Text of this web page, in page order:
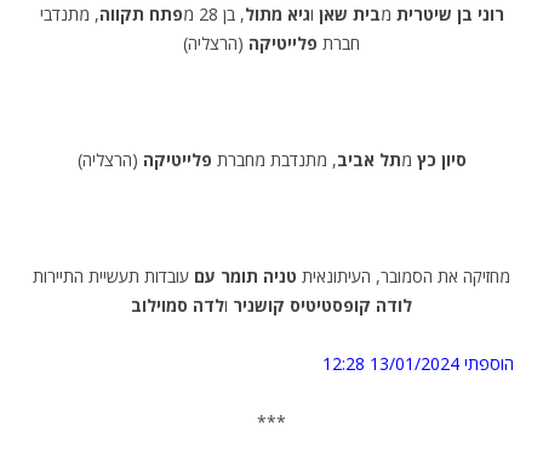
רוני בן שיטרית מבית שאן וגיא מתול, בן 28 מ פתח תקווה, מתנדבי
חברת פלייטיקה (הרצליה)
סיון כץ מתל אביב, מתנדבת מחברת פלייטיקה (הרצליה)
מחזיקה את הסמובר, העיתונאית טניה תומר עם עובדות תעשיית התיירות
לודה קופסטיטיס קושניר ולדה סמוילוב
הוספתי 13/01/2024 12:28
***